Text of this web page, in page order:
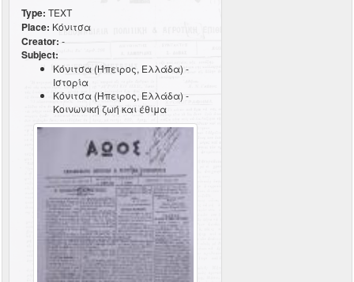
Type: TEXT
Place: Κόνιτσα
Creator: -
Subject:
Κόνιτσα (Ήπειρος, Ελλάδα) -
Ιστορία
Κόνιτσα (Ήπειρος, Ελλάδα) -
Κοινωνική ζωή και έθιμα